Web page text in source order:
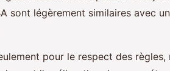
sont légèrement similaires avec
pour le respect des règles,